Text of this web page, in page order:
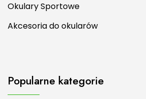
Okulary Sportowe
Akcesoria do okularów
Popularne kategorie